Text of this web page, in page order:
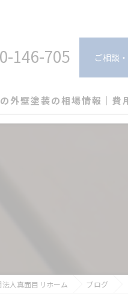
146-705 ご相談
外壁塗装の相場情報｜費
人真面目リホーム ブログ